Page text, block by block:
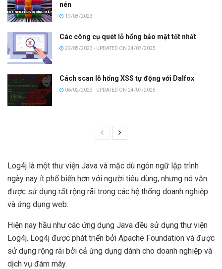
nén
19/08/2023
Các công cụ quét lỗ hổng bảo mật tốt nhất
29/05/2023 - UPDATED ON 24/07/2025
Cách scan lỗ hổng XSS tự động với Dalfox
06/02/2023 - UPDATED ON 24/07/2025
Log4j là một thư viện Java và mặc dù ngôn ngữ lập trình
ngày nay ít phổ biến hơn với người tiêu dùng, nhưng nó vẫn
được sử dụng rất rộng rãi trong các hệ thống doanh nghiệp
và ứng dụng web.
Hiện nay hầu như các ứng dụng Java đều sử dụng thư viện
Log4j. Log4j được phát triển bởi Apache Foundation và được
sử dụng rộng rãi bởi cả ứng dụng dành cho doanh nghiệp và
dịch vụ đám mây.